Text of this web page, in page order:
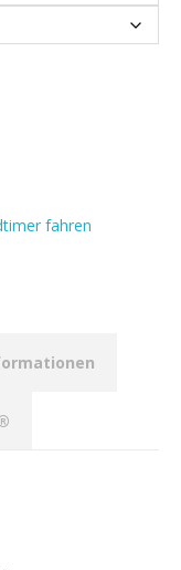
fahren